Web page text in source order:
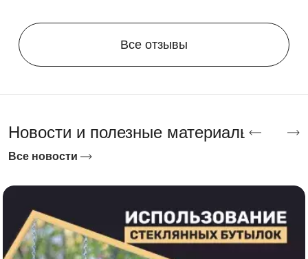
Все отзывы
Новости и полезные материалы
Все новости